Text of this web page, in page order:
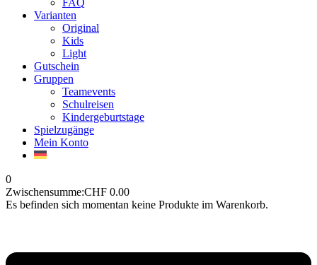
FAQ
Varianten
Original
Kids
Light
Gutschein
Gruppen
Teamevents
Schulreisen
Kindergeburtstage
Spielzugänge
Mein Konto
0
Zwischensumme:CHF 0.00
Es befinden sich momentan keine Produkte im Warenkorb.